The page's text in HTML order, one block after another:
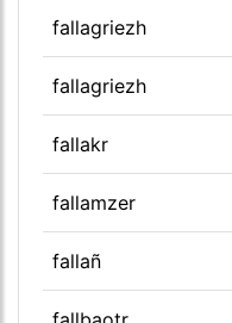
fallagriezh
fallagriezh
fallakr
fallamzer
fallañ